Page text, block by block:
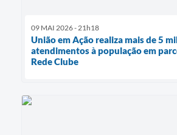
09 MAI 2026 - 21h18
União em Ação realiza mais de 5
atendimentos à população em
Rede Clube